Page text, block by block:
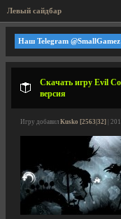
Левый сайдбар
Наш Telegram @SmallGamez
Скачать игру Evil
версия
Игру добавил Kusko [2563|32] |